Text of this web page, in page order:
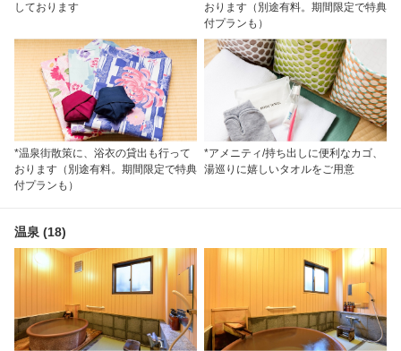
しております
おります（別途有料。期間限定で特典
付プランも）
*温泉街散策に、浴衣の貸出も行って
おります（別途有料。期間限定で特典
付プランも）
*アメニティ/持ち出しに便利なカゴ、
湯巡りに嬉しいタオルをご用意
温泉 (18)